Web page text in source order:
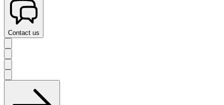
Contact us